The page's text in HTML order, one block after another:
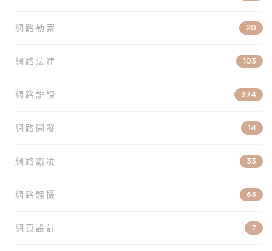
網路勒索 20
網路法律 103
網路誹謗 374
網路開發 14
網路霸凌 33
網路騷擾 63
網頁設計 7